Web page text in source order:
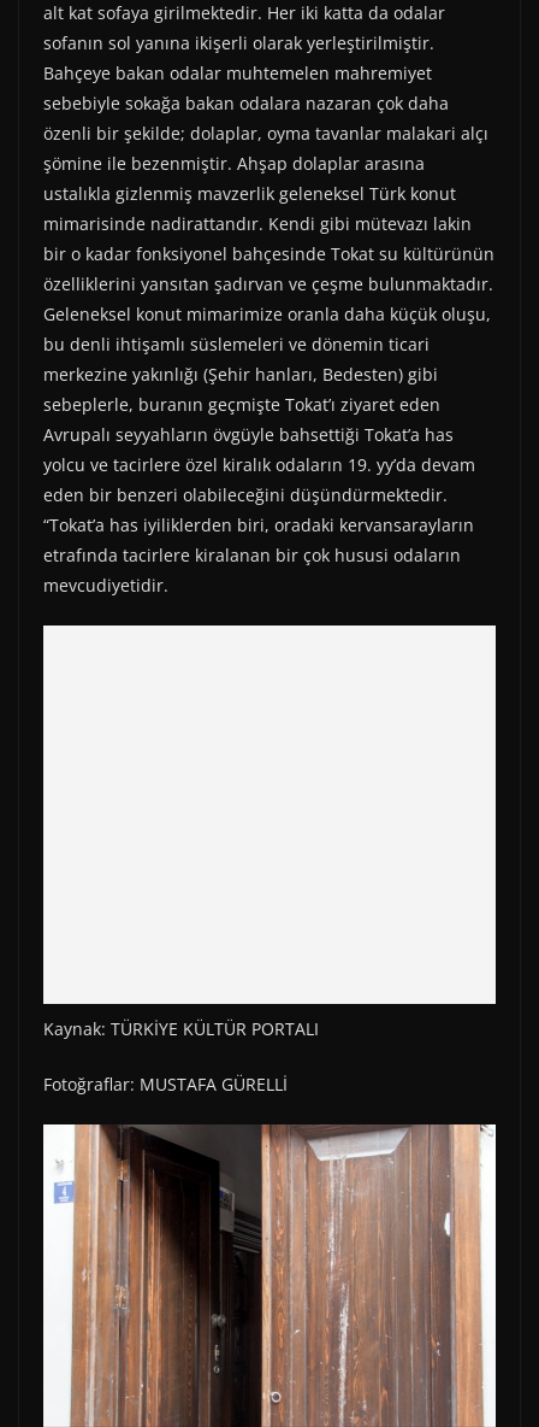
alt kat sofaya girilmektedir. Her iki katta da odalar
sofanın sol yanına ikişerli olarak yerleştirilmiştir.
Bahçeye bakan odalar muhtemelen mahremiyet
sebebiyle sokağa bakan odalara nazaran çok daha
özenli bir şekilde; dolaplar, oyma tavanlar malakari alçı
şömine ile bezenmiştir. Ahşap dolaplar arasına
ustalıkla gizlenmiş mavzerlik geleneksel Türk konut
mimarisinde nadirattandır. Kendi gibi mütevazı lakin
bir o kadar fonksiyonel bahçesinde Tokat su kültürünün
özelliklerini yansıtan şadırvan ve çeşme bulunmaktadır.
Geleneksel konut mimarimize oranla daha küçük oluşu,
bu denli ihtişamlı süslemeleri ve dönemin ticari
merkezine yakınlığı (Şehir hanları, Bedesten) gibi
sebeplerle, buranın geçmişte Tokat’ı ziyaret eden
Avrupalı seyyahların övgüyle bahsettiği Tokat’a has
yolcu ve tacirlere özel kiralık odaların 19. yy’da devam
eden bir benzeri olabileceğini düşündürmektedir.
“Tokat’a has iyiliklerden biri, oradaki kervansarayların
etrafında tacirlere kiralanan bir çok hususi odaların
mevcudiyetidir.
Kaynak: TÜRKİYE KÜLTÜR PORTALI
Fotoğraflar: MUSTAFA GÜRELLİ